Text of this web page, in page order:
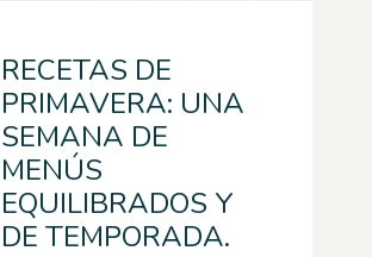
RECETAS DE
PRIMAVERA: UNA
SEMANA DE
MENÚS
EQUILIBRADOS Y
DE TEMPORADA.